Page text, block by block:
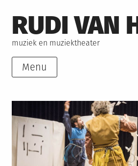
to
content
RUDI VAN
muziek en muziektheater
Menu